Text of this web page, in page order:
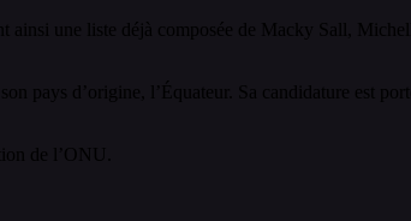
une liste déjà composée de Macky Sall,
pays d’origine, l’Équateur. Sa candidature est
de l’ONU.